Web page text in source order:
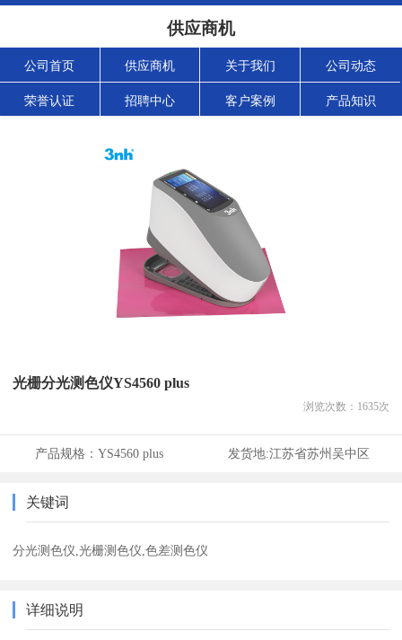
供应商机
公司首页 供应商机 关于我们 公司动态
荣誉认证 招聘中心 客户案例 产品知识
光栅分光测色仪YS4560 plus
浏览次数： 1635次
产品规格：YS4560 plus 发货地:江苏省苏州吴中区
关键词
分光测色仪,光栅测色仪,色差测色仪
详细说明